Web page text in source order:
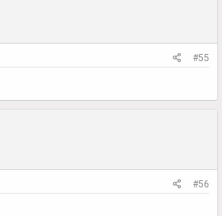
#55
#56